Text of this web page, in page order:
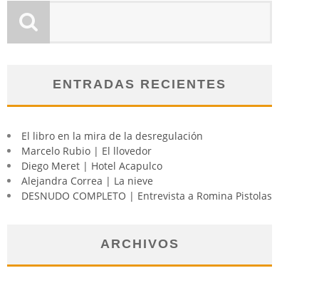
ENTRADAS RECIENTES
El libro en la mira de la desregulación
Marcelo Rubio | El llovedor
Diego Meret | Hotel Acapulco
Alejandra Correa | La nieve
DESNUDO COMPLETO | Entrevista a Romina Pistolas
ARCHIVOS